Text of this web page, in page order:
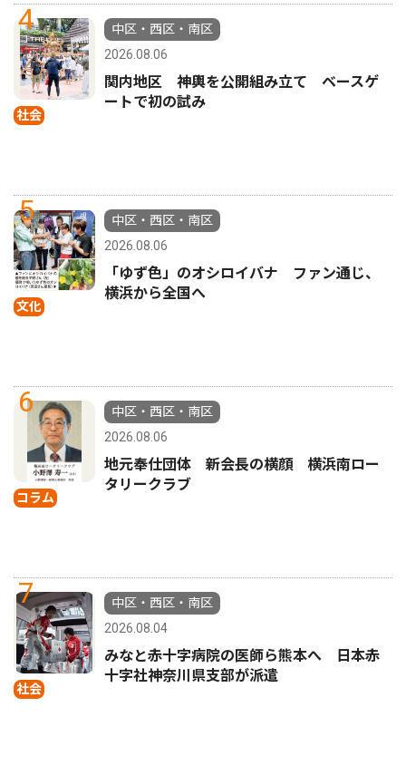
4
社会
中区・西区・南区
2026.08.06
関内地区 神輿を公開組み立て ベースゲ
ートで初の試み
5
文化
中区・西区・南区
2026.08.06
「ゆず色」のオシロイバナ ファン通じ、
横浜から全国へ
6
コラム
中区・西区・南区
2026.08.06
地元奉仕団体 新会長の横顔 横浜南ロー
タリークラブ
7
社会
中区・西区・南区
2026.08.04
みなと赤十字病院の医師ら熊本へ 日本赤
十字社神奈川県支部が派遣